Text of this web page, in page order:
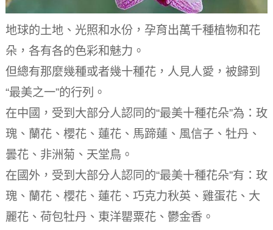
地球的土地、光照和水份，孕育出萬千種植物和花
朵，各有各的色彩和魅力。
但總有那麼幾種或者幾十種花，人見人愛，被歸到
“最美之一”的行列。
在中國，受到大部分人認同的“最美十種花朵”為：玫
瑰、蘭花、櫻花、蓮花、馬蹄蓮、風信子、牡丹、
曇花、非洲菊、天堂鳥。
在國外，受到大部分人認同的“最美十種花朵”有：玫
瑰、蘭花、櫻花、蓮花、巧克力秋英、雞蛋花、大
麗花、荷包牡丹、東洋罌粟花、鬱金香。